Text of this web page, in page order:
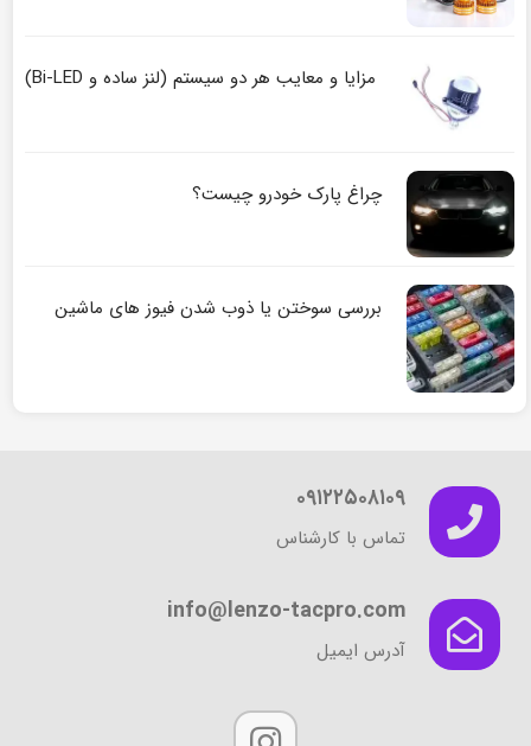
مزایا و معایب هر دو سیستم (لنز ساده و Bi-LED)
چراغ پارک خودرو چیست؟
بررسی سوختن یا ذوب شدن فیوز های ماشین
۰۹۱۲۲۵۰۸۱۰۹
تماس با کارشناس
info@lenzo-tacpro.com
آدرس ایمیل